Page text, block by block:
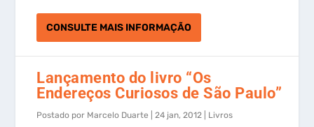
CONSULTE MAIS INFORMAÇÃO
Lançamento do livro “Os
Endereços Curiosos de São Paulo”
Postado por Marcelo Duarte |24 jan, 2012 Livros